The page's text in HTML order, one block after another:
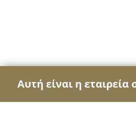
Αυτή είναι η εταιρεία